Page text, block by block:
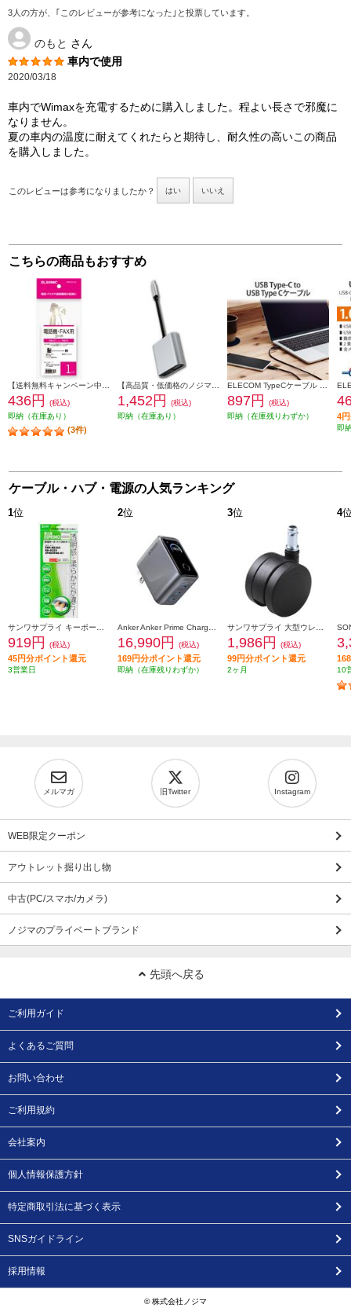
3人の方が、｢このレビューが参考になった｣と投票しています。
のもと さん
車内で使用
2020/03/18
車内でWimaxを充電するために購入しました。程よい長さで邪魔に
なりません。
夏の車内の温度に耐えてくれたらと期待し、耐久性の高いこの商品
を購入しました。
このレビューは参考になりましたか？ はい いいえ
こちらの商品もおすすめ
436円
(税込)
即納（在庫あり）
(3件)
1,452円
(税込)
即納（在庫あり）
897円
(税込)
即納（在庫残りわずか）
4
即
ケーブル・ハブ・電源の人気ランキング
1位
919円 (税込)
45円分ポイント還元
3営業日
2位
16,990円 (税込)
169円分ポイント還元
即納（在庫残りわずか）
3位
1,986円 (税込)
99円分ポイント還元
2ヶ月
4
10
メルマガ 旧Twitter Instagram
WEB限定クーポン
アウトレット掘り出し物
中古(PC/スマホ/カメラ)
ノジマのプライベートブランド
先頭へ戻る
ご利用ガイド
よくあるご質問
お問い合わせ
ご利用規約
会社案内
個人情報保護方針
特定商取引法に基づく表示
SNSガイドライン
採用情報
© 株式会社ノジマ